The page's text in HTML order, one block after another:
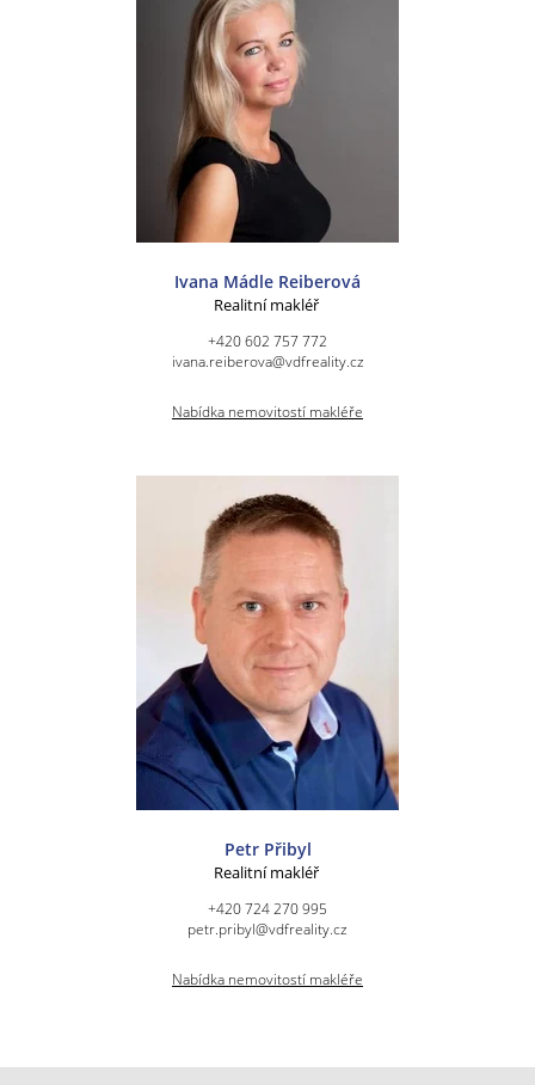
Ivana Mádle Reiberová
Realitní makléř
+420 602 757 772
ivana.reiberova@vdfreality.cz
Nabídka nemovitostí makléře
Petr Přibyl
Realitní makléř
+420 724 270 995
petr.pribyl@vdfreality.cz
Nabídka nemovitostí makléře